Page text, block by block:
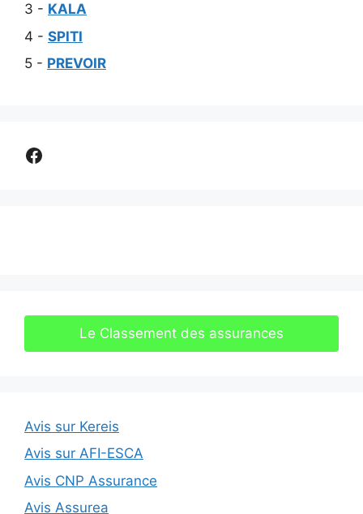
3 - KALA
4 - SPITI
5 - PREVOIR
Comparer assurance
Le Classement des assurances
Avis sur Kereis
Avis sur AFI-ESCA
Avis CNP Assurance
Avis Assurea